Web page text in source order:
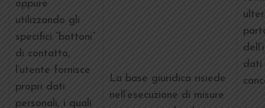
oppure
utilizzando gli
specifici “bottoni”
di contatto,
l’utente fornisce
propri dati
personali, i quali
La base giuridica risiede
nell’esecuzione di misure
dati